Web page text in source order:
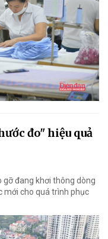
đo" hiệu quả
gỡ đang khơi thông dòng
mới cho quá trình phục